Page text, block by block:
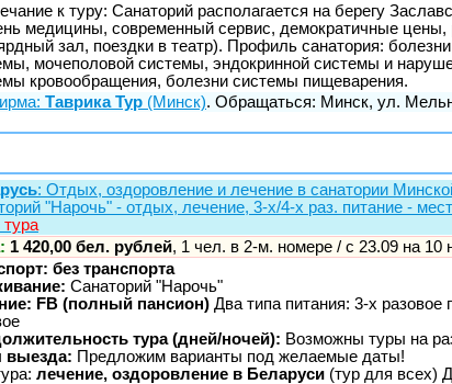
к туру: Санаторий располагается на берегу
медицины, современный сервис, демократичные цены,
зал, поездки в театр). Профиль санатория:
мочеполовой системы, эндокринной системы и
кровообращения, болезни системы пищеварения.
Таврика Тур (Минск). Обращаться: Минск, ул.
: Отдых, оздоровление и лечение в санатории
"Нарочь" - отдых, лечение, 3-х/4-х раз. питание -
тура
1 420,00 бел. рублей, 1 чел. в 2-м. номере / с 23.09 на 10
без транспорта
Санаторий "Нарочь"
FB (полный пансион) Два типа питания: 3-х разовое
тура (дней/ночей): Возможны туры на
выезда: Предложим варианты под желаемые даты!
лечение, оздоровление в Беларуси (тур для всех)